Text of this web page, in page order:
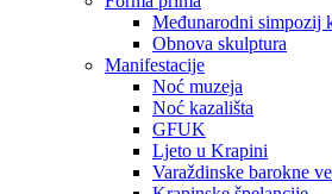
Međunarodni simpozij
Obnova skulptura
Manifestacije
Noć muzeja
Noć kazališta
GFUK
Ljeto u Krapini
Varaždinske barokne